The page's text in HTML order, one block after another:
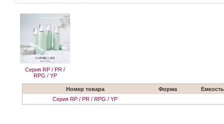
Серия RP / PR /
RPG / YP
Номер товара Форма
Емкость
Серия RP / PR / RPG / YP